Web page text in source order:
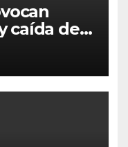
caída de
en